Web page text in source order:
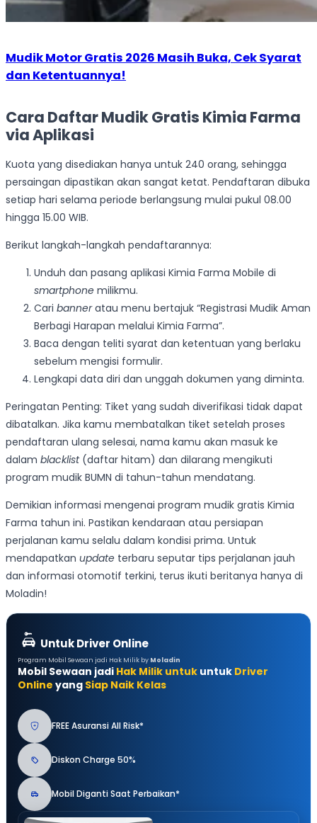
Mudik Motor Gratis 2026 Masih Buka, Cek Syarat
dan Ketentuannya!
Cara Daftar Mudik Gratis Kimia Farma
via Aplikasi
Kuota yang disediakan hanya untuk 240 orang, sehingga
persaingan dipastikan akan sangat ketat. Pendaftaran dibuka
setiap hari selama periode berlangsung mulai pukul 08.00
hingga 15.00 WIB.
Berikut langkah-langkah pendaftarannya:
Unduh dan pasang aplikasi Kimia Farma Mobile di
smartphone milikmu.
Cari banneratau menu bertajuk “Registrasi Mudik Aman
Berbagi Harapan melalui Kimia Farma”.
Baca dengan teliti syarat dan ketentuan yang berlaku
sebelum mengisi formulir.
Lengkapi data diri dan unggah dokumen yang diminta.
Peringatan Penting: Tiket yang sudah diverifikasi tidak dapat
dibatalkan. Jika kamu membatalkan tiket setelah proses
pendaftaran ulang selesai, nama kamu akan masuk ke
dalam blacklist(daftar hitam) dan dilarang mengikuti
program mudik BUMN di tahun-tahun mendatang.
Demikian informasi mengenai program mudik gratis Kimia
Farma tahun ini. Pastikan kendaraan atau persiapan
perjalanan kamu selalu dalam kondisi prima. Untuk
mendapatkan update terbaru seputar tips perjalanan jauh
dan informasi otomotif terkini, terus ikuti beritanya hanya di
Moladin!
Untuk Driver Online
Program Mobil Sewaan jadi Hak Milik by Moladin
Mobil Sewaan jadi Hak Milik untuk untuk Driver
Online yang Siap Naik Kelas
FREE Asuransi All Risk*
Diskon Charge 50%
Mobil Diganti Saat Perbaikan*